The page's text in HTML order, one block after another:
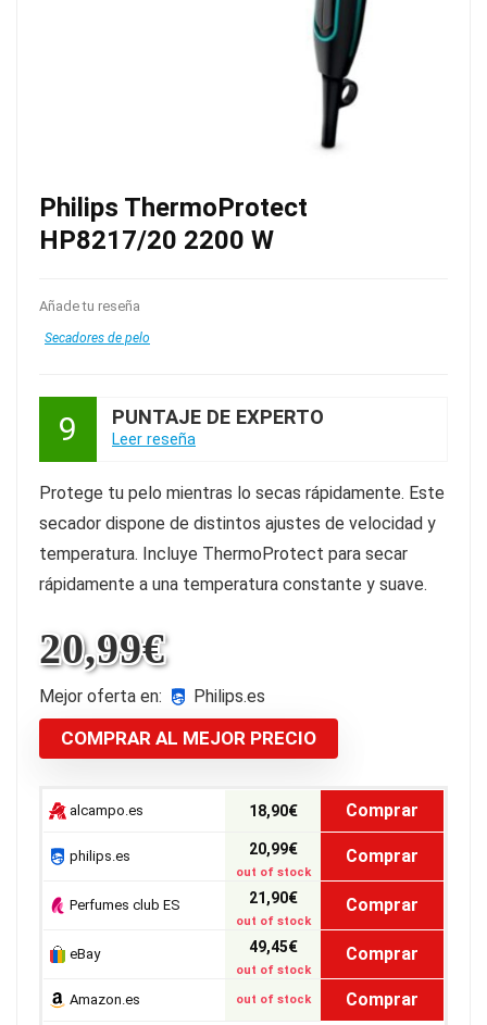
Philips ThermoProtect
HP8217/20 2200 W
Añade tu reseña
Secadores de pelo
9 PUNTAJE DE EXPERTO
Leer reseña
Protege tu pelo mientras lo secas rápidamente. Este
secador dispone de distintos ajustes de velocidad y
temperatura. Incluye ThermoProtect para secar
rápidamente a una temperatura constante y suave.
20,99€
Mejor oferta en: philips.es
COMPRAR AL MEJOR PRECIO
alcampo.es 18,90€ Comprar
philips.es 20,99€
out of stock
Comprar
Perfumes club ES 21,90€
out of stock
Comprar
eBay 49,45€
out of stock
Comprar
Amazon.es out of stock Comprar